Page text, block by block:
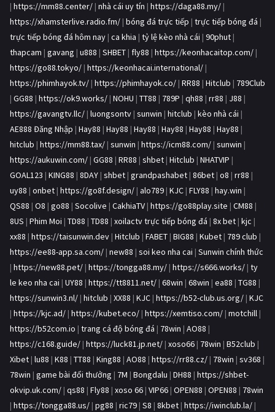
| https://mm88.center/ | nhà cái uy tín | https://daga88.my/ |
https://xhamsterlive.radio.fm/ | bóng đá trực tiếp | trực tiếp bóng đá |
trực tiếp bóng đá hôm nay | ca khia | tỷ lệ kèo nhà cái | 90phut |
thapcam | gavang | u888 | SHBET | fly88 | https://keonhacaitop.com/ |
https://go88.tokyo/ | https://keonhacai.international/ |
https://phimhayok.tv/ | https://phimhayok.co/ | RR88 | Hitclub | 789Club
| GG88 | https://ok9.works/ | NOHU | TT88 | 789P | qh88 | rr88 | J88 |
https://gavangtv.llc/ | luongsontv | sunwin | hitclub | kèo nhà cái |
AE888 Đăng Nhập | Hay88 | Hay88 | Hay88 | Hay88 | Hay88 | Hay88 |
hitclub | https://mm88.tax/ | sunwin | https://icm88.com/ | sunwin |
https://aukuwin.com/ | GG88 | RR88 | shbet | Hitclub | NHATVIP |
GOAL123 | KING88 | 8DAY | shbet | grandpashabet | 86bet | o8 | rr88 |
uy88 | onbet | https://go8f.design/ | alo789 | KJC | FLY88 | hay.win |
QS88 | O8 | go88 | Socolive | CakhiaTV | https://go88play.site | CM88 |
8US | Phim Moi | TD88 | TD88 | xoilactv trực tiếp bóng đá | 8x bet | kjc |
xx88 | https://taisunwin.dev | Hitclub | FABET | BIG88 | Kubet | 789 club |
https://ee88-app.sa.com/ | new88 | soi keo nha cai | Sunwin chính thức
| https://new88.pet/ | https://tongga88.my/ | https://s666.works/ | ty
le keo nha cai | UY88 | https://tt8811.net/ | 68win | 68win | ea88 | TG88 |
https://sunwin3.nl/ | hitclub | XX88 | KJC | https://b52-club.us.org/ | KJC
| https://kjc.ad/ | https://kubet.eco/ | https://xemtiso.com/ | motchill |
https://b52com.io | trang cá độ bóng đá | 78win | AO88 |
https://c168.guide/ | https://luck81.jp.net/ | xoso66 | 78win | B52club |
Xibet | lu88 | K88 | TT88 | King88 | AO88 | https://rr88.cz/ | 78win | sv368 |
78win | game bài đổi thưởng | 7M | Bongdalu | DH88 | https://shbet-
okvip.uk.com/ | qs88 | Fly88 | xoso 66 | VIP66 | OPEN88 | OPEN88 | 78win
| https://tongga88.us/ | pg88 | ric79 | S8 | 8kbet | https://iwinclub.la/ |